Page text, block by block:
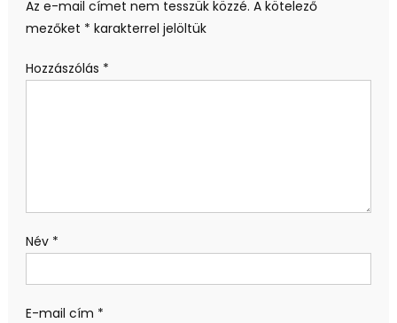
Az e-mail címet nem tesszük közzé. A kötelező
mezőket * karakterrel jelöltük
Hozzászólás *
Név *
E-mail cím *